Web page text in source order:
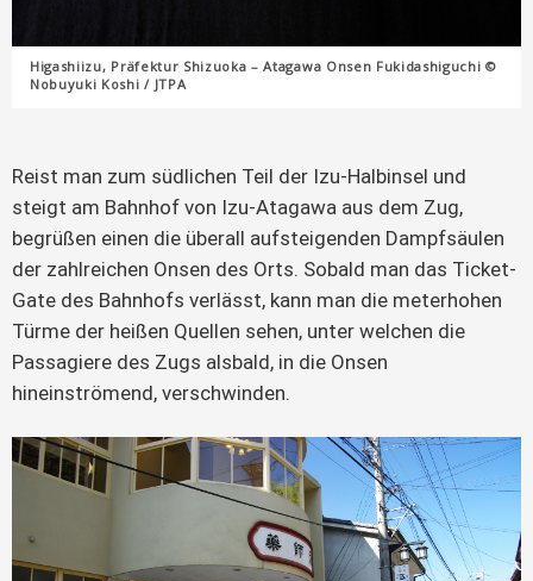
Higashiizu, Präfektur Shizuoka – Atagawa Onsen Fukidashiguchi ©
Nobuyuki Koshi / JTPA
Reist man zum südlichen Teil der Izu-Halbinsel und
steigt am Bahnhof von Izu-Atagawa aus dem Zug,
begrüßen einen die überall aufsteigenden Dampfsäulen
der zahlreichen Onsen des Orts. Sobald man das Ticket-
Gate des Bahnhofs verlässt, kann man die meterhohen
Türme der heißen Quellen sehen, unter welchen die
Passagiere des Zugs alsbald, in die Onsen
hineinströmend, verschwinden.